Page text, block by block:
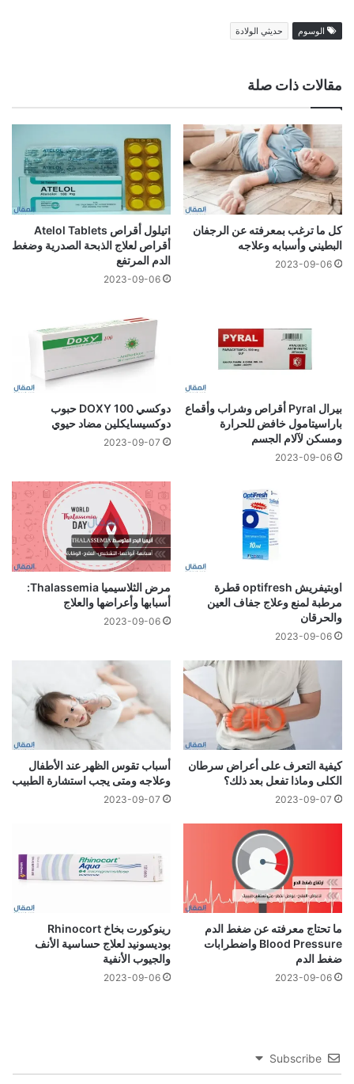
الوسوم حديثي الولادة
مقالات ذات صلة
كل ما ترغب بمعرفته عن الرجفان
البطيني وأسبابه وعلاجه
2023-09-06
اتيلول أقراص Atelol Tablets
أقراص لعلاج الذبحة الصدرية وضغط
الدم المرتفع
2023-09-06
بيرال Pyral أقراص وشراب وأقماع
باراسيتامول خافض للحرارة
ومسكن لآلام الجسم
2023-09-06
دوكسي 100 DOXY حبوب
دوكسيسايكلين مضاد حيوي
2023-09-07
اوبتيفريش optifresh قطرة
مرطبة لمنع وعلاج جفاف العين
والحرقان
2023-09-06
مرض الثلاسيميا Thalassemia:
أسبابها وأعراضها والعلاج
2023-09-06
كيفية التعرف على أعراض سرطان
الكلى وماذا تفعل بعد ذلك؟
2023-09-07
أسباب تقوس الظهر عند الأطفال
وعلاجه ومتى يجب استشارة الطبيب
2023-09-07
ما تحتاج معرفته عن ضغط الدم
Blood Pressure واضطرابات
ضغط الدم
2023-09-06
رينوكورت بخاخ Rhinocort
بوديسونيد لعلاج حساسية الأنف
والجيوب الأنفية
2023-09-06
Subscribe